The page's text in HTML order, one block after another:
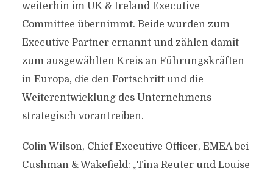
weiterhin im UK & Ireland Executive
Committee übernimmt. Beide wurden zum
Executive Partner ernannt und zählen damit
zum ausgewählten Kreis an Führungskräften
in Europa, die den Fortschritt und die
Weiterentwicklung des Unternehmens
strategisch vorantreiben.
Colin Wilson, Chief Executive Officer, EMEA bei
Cushman & Wakefield: „Tina Reuter und Louise